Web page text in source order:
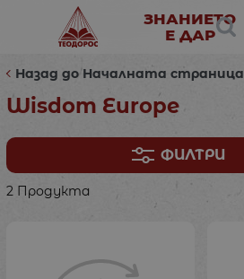
ЗНАНИЕТО
Е ДАР
Назад до Началната страница
Wisdom Europe
ФИЛТРИ
2 Продукта